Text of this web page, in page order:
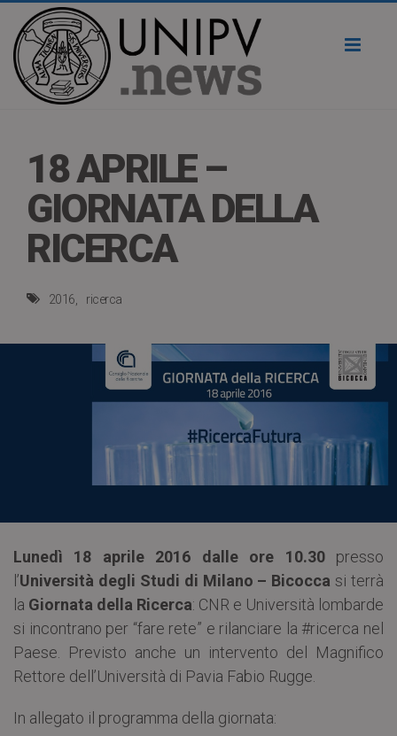
18 APRILE –
GIORNATA DELLA
RICERCA
2016 ricerca
Lunedì 18 aprile 2016 dalle ore 10.30presso
l’Università degli Studi di Milano – Bicocca si terrà
la Giornata della Ricerca: CNR e Università lombarde
si incontrano per “fare rete” e rilanciare la #ricerca nel
Paese. Previsto anche un intervento del Magnifico
Rettore dell’Università di Pavia Fabio Rugge.
In allegato il programma della giornata: